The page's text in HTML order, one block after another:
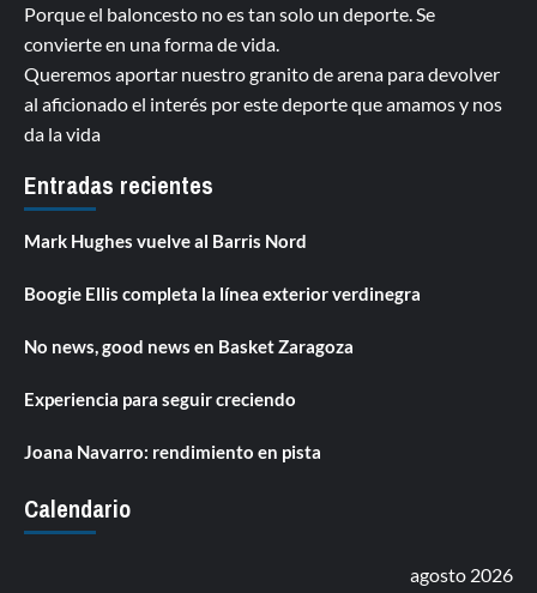
Porque el baloncesto no es tan solo un deporte. Se
convierte en una forma de vida.
Queremos aportar nuestro granito de arena para devolver
al aficionado el interés por este deporte que amamos y nos
da la vida
Entradas recientes
Mark Hughes vuelve al Barris Nord
Boogie Ellis completa la línea exterior verdinegra
No news, good news en Basket Zaragoza
Experiencia para seguir creciendo
Joana Navarro: rendimiento en pista
Calendario
agosto 2026